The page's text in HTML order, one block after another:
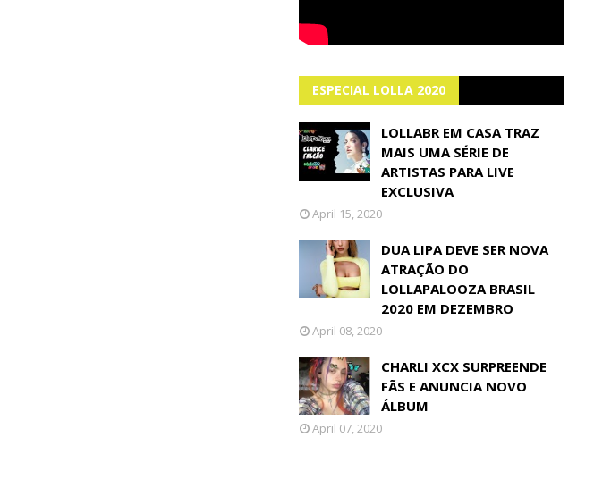
ESPECIAL LOLLA 2020
LOLLABR EM CASA TRAZ
MAIS UMA SÉRIE DE
ARTISTAS PARA LIVE
EXCLUSIVA
April 15, 2020
DUA LIPA DEVE SER NOVA
ATRAÇÃO DO
LOLLAPALOOZA BRASIL
2020 EM DEZEMBRO
April 08, 2020
CHARLI XCX SURPREENDE
FÃS E ANUNCIA NOVO
ÁLBUM
April 07, 2020